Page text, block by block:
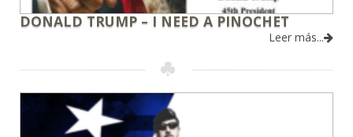
DONALD TRUMP – I NEED A PINOCHET
Leer más...